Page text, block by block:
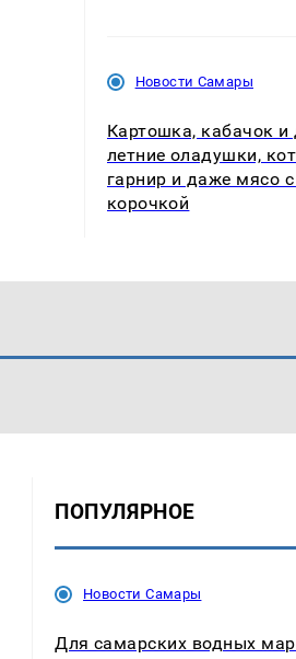
Новости Самары
Картошка, кабачок
летние оладушки,
гарнир и даже мясо
корочкой
ПОПУЛЯРНОЕ
Новости Самары
Для самарских водных